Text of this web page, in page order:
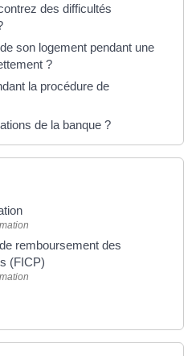
des difficultés
son logement pendant une
?
la procédure de
de la banque ?
remboursement des
(FICP)